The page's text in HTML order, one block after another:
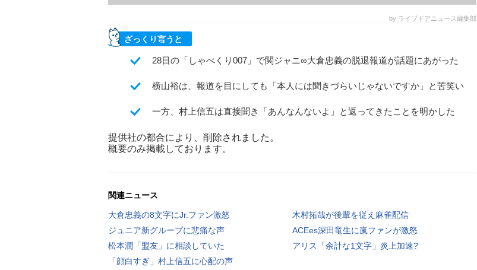
by ライブドアニュース編集部
ざっくり言うと
28日の「しゃべくり007」で関ジャニ∞大倉忠義の脱退報道が話題にあがった
横山裕は、報道を目にしても「本人には聞きづらいじゃないですか」と苦笑い
一方、村上信五は直接聞き「あんなんないよ」と返ってきたことを明かした
提供社の都合により、削除されました。
概要のみ掲載しております。
関連ニュース
大倉忠義の8文字にJr.ファン激怒
木村拓哉が後輩を従え麻雀配信
ジュニア新グループに悲痛な声
ACEes深田竜生に嵐ファンが激怒
松本潤「盟友」に相談していた
アリス「余計な1文字」炎上加速?
「顔白すぎ」村上信五に心配の声